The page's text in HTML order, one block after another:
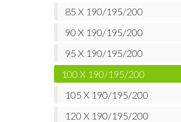
85 X 190/195/200
90 X 190/195/200
95 X 190/195/200
100 X 190/195/200
105 X 190/195/200
120 X 190/195/200